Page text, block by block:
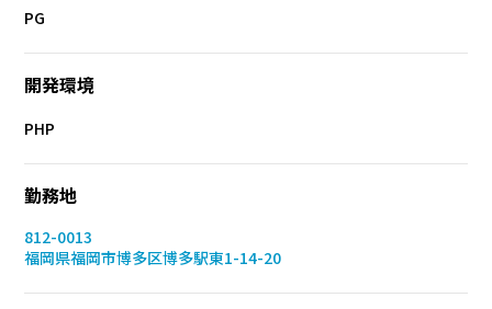
PG
開発環境
PHP
勤務地
812-0013
福岡県福岡市博多区博多駅東1-14-20